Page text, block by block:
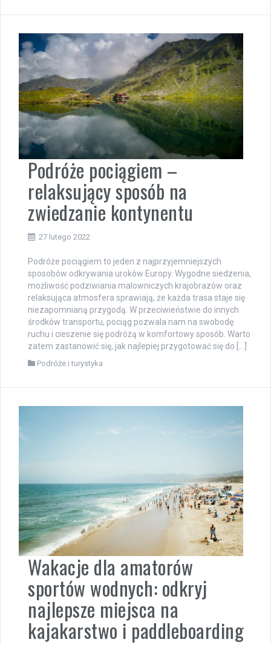
Podróże pociągiem –
relaksujący sposób na
zwiedzanie kontynentu
27 lutego 2022
Podróże pociągiem to jeden z najprzyjemniejszych
sposobów odkrywania uroków Europy. Wygodne siedzenia,
możliwość podziwiania malowniczych krajobrazów oraz
relaksująca atmosfera sprawiają, że każda trasa staje się
niezapomnianą przygodą. W przeciwieństwie do innych
środków transportu, pociąg pozwala nam na swobodę
ruchu i cieszenie się podróżą w komfortowy sposób. Warto
zatem zastanowić się, jak najlepiej przygotować się do […]
Podróże i turystyka
Wakacje dla amatorów
sportów wodnych: odkryj
najlepsze miejsca na
kajakarstwo i paddleboarding